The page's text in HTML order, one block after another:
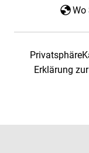
Wo
Privatsphäre
Erklärung